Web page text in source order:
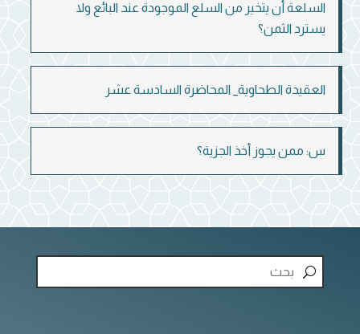
السلعة أن يتخير من السلع الموجودة عند البائع ولا
يسترد الثمن؟
العقيدة الطحاوية_ المحاضرة السادسة عشر
س: ممن يجوز أخذ الجزية؟